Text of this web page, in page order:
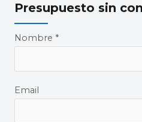
Presupuesto sin
Nombre *
Email